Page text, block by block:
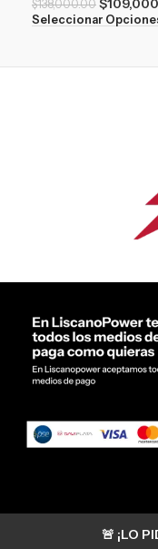
🚨 ¡LO
$138,000.00 $
Seleccionar
Si tienes